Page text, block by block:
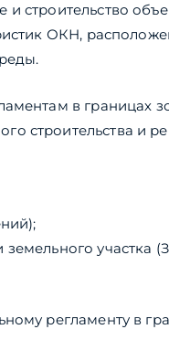
строительство
ОКН,
в границах
строительства и
участка
регламенту в